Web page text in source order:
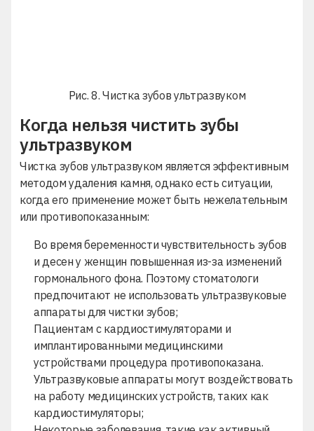
Рис. 8. Чистка зубов ультразвуком
Когда нельзя чистить зубы
ультразвуком
Чистка зубов ультразвуком является эффективным
методом удаления камня, однако есть ситуации,
когда его применение может быть нежелательным
или противопоказанным:
Во время беременности чувствительность зубов
и десен у женщин повышенная из-за изменений
гормонального фона. Поэтому стоматологи
предпочитают не использовать ультразвуковые
аппараты для чистки зубов;
Пациентам с кардиостимуляторами и
имплантированными медицинскими
устройствами процедура противопоказана.
Ультразвуковые аппараты могут воздействовать
на работу медицинских устройств, таких как
кардиостимуляторы;